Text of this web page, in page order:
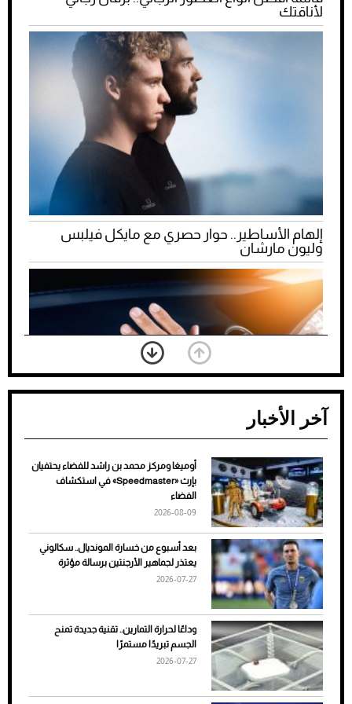
لأناقتك
إلهام الأساطير.. حوار حصري مع مايكل فيلبس
وليون مارشان
ضعف تبريد مكيف السيارة عند الوقوف.. أشهر
الأسباب والحلول
آخر الأخبار
أوميغا ومركز محمد بن راشد للفضاء يحتفيان
بإرث «Speedmaster» في استكشاف
الفضاء
2026-08-09
بعد أسبوع من خسارة المونديال.. سكالوني
يعتذر لجماهير الأرجنتين برسالة مؤثرة
2026-07-27
وداعًا لحرارة التمارين.. تقنية جديدة تمنح
الجسم تبريدًا مستمرًا
2026-07-27